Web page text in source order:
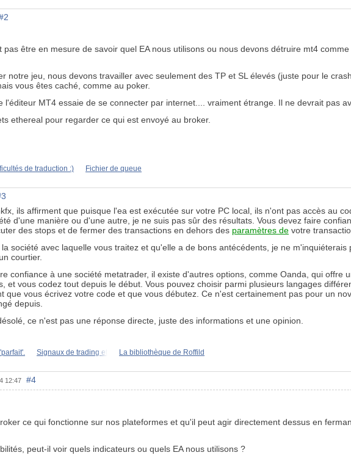
pas être en mesure de savoir quel EA nous utilisons ou nous devons détruire mt4
notre jeu, nous devons travailler avec seulement des TP et SL élevés (juste pour le
vous êtes caché, comme au poker.
l'éditeur MT4 essaie de se connecter par internet.... vraiment étrange. Il ne devrait pas
ethereal pour regarder ce qui est envoyé au broker.
de traduction :) Fichier de queue
ils affirment que puisque l'ea est exécutée sur votre PC local, ils n'ont pas accès au
d'une manière ou d'une autre, je ne suis pas sûr des résultats. Vous devez faire
des stops et de fermer des transactions en dehors des paramètres de votre
société avec laquelle vous traitez et qu'elle a de bons antécédents, je ne
courtier.
confiance à une société metatrader, il existe d'autres options, comme Oanda, qui
et vous codez tout depuis le début. Vous pouvez choisir parmi plusieurs langages
que vous écrivez votre code et que vous débutez. Ce n'est certainement pas pour un
depuis.
ce n'est pas une réponse directe, juste des informations et une opinion.
Signaux de trading et La bibliothèque de Roffild
12:47 #4
ce qui fonctionne sur nos plateformes et qu'il peut agir directement dessus en
peut-il voir quels indicateurs ou quels EA nous utilisons ?